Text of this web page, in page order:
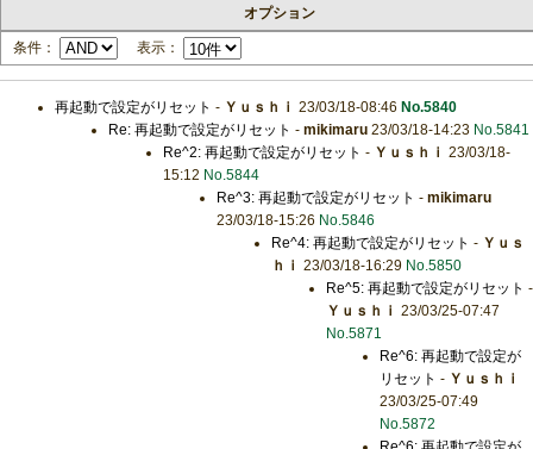
オプション
条件： 表示：
再起動で設定がリセット - Ｙｕｓｈｉ 23/03/18-08:46 No.5840
Re: 再起動で設定がリセット -mikimaru 23/03/18-14:23 No.5841
Re^2: 再起動で設定がリセット - Ｙｕｓｈｉ 23/03/18-
15:12 No.5844
Re^3: 再起動で設定がリセット -mikimaru
23/03/18-15:26 No.5846
Re^4: 再起動で設定がリセット - Ｙｕｓ
ｈｉ 23/03/18-16:29 No.5850
Re^5: 再起動で設定がリセット -
Ｙｕｓｈｉ 23/03/25-07:47
No.5871
Re^6: 再起動で設定が
リセット - Ｙｕｓｈｉ
23/03/25-07:49
No.5872